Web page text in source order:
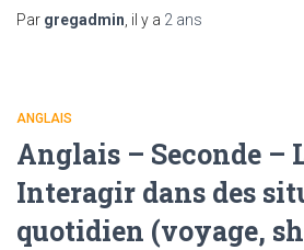
Par gregadmin , il y a 2 ans
ANGLAIS
Anglais – Seconde –
Interagir dans des
quotidien (voyage,